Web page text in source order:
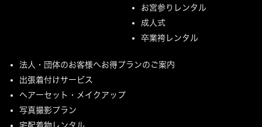
お宮参りレンタル
成人式
卒業袴レンタル
法人・団体のお客様へお得プランのご案内
出張着付けサービス
ヘアーセット・メイクアップ
写真撮影プラン
宅配着物レンタル